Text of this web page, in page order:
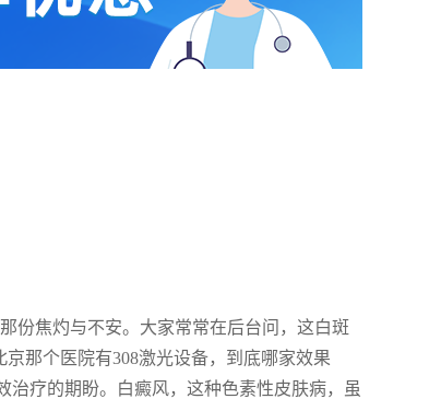
份焦灼与不安。大家常常在后台问，这白斑
那个医院有308激光设备，到底哪家效果
治疗的期盼。白癜风，这种色素性皮肤病，虽